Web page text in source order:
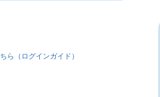
ら（ログインガイド）